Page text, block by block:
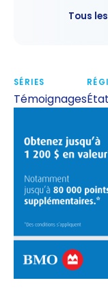
Tous
SÉRIES
Témoignages